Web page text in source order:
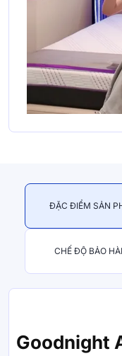
ĐẶC ĐIỂM SẢN
CHẾ ĐỘ BẢO
Goodnight